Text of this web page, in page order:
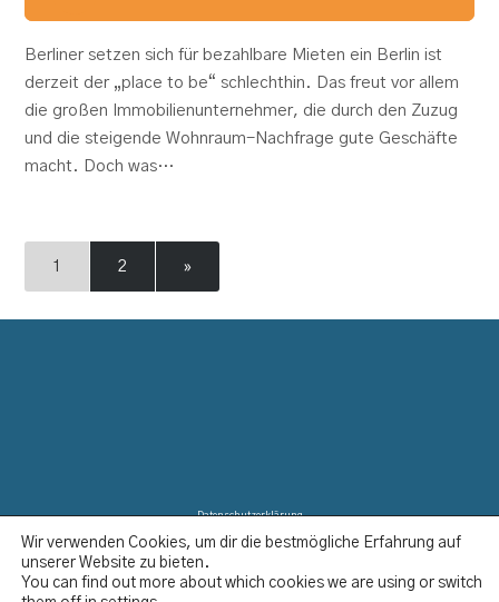
Berliner setzen sich für bezahlbare Mieten ein Berlin ist
derzeit der „place to be“ schlechthin. Das freut vor allem
die großen Immobilienunternehmer, die durch den Zuzug
und die steigende Wohnraum-Nachfrage gute Geschäfte
macht. Doch was…
1 2 »
Datenschutzerklärung
Disclaimer
Wir verwenden Cookies, um dir die bestmögliche Erfahrung auf
unserer Website zu bieten.
You can find out more about which cookies we are using or switch